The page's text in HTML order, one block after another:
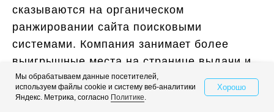
сказываются на органическом
ранжировании сайта поисковыми
системами. Компания занимает более
выигрышные места на странице выдачи и
получает больше клиентов.
Свяжитесь с нами
Мы обрабатываем данные посетителей,
используем файлы cookie и систему веб-аналитики
Яндекс. Метрика, согласно Политике.
Хорошо